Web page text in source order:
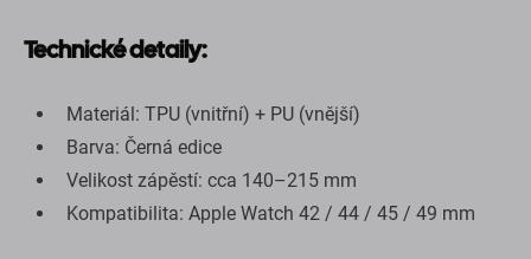
Technické detaily:
Materiál: TPU (vnitřní) + PU (vnější)
Barva: Černá edice
Velikost zápěstí: cca 140–215 mm
Kompatibilita: Apple Watch 42 / 44 / 45 / 49 mm